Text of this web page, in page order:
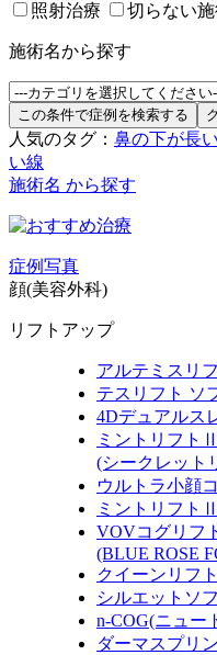
照射治療 切らない
施術名から探す
人気のタグ： 鼻の下が長い
い線
施術名 から探す
症例写真
顔(美容外科)
リフトアップ
アルテミスリ
テスリフト ソ
4Dデュアルス
ミントリフト
(シークレット
ウルトラ小顔
ミントリフト
VOVコグリフ
(BLUE ROSE
クイーンリフト
シルエットソ
n-COG(ニュー
ダーマスプリ